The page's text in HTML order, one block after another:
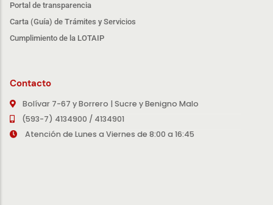
Portal de transparencia
Carta (Guía) de Trámites y Servicios
Cumplimiento de la LOTAIP
Contacto
Bolívar 7-67 y Borrero | Sucre y Benigno Malo
(593-7) 4134900 / 4134901
Atención de Lunes a Viernes de 8:00 a 16:45